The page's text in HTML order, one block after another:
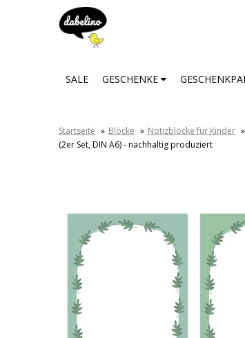
SALE GESCHENKE
Startseite » Blöcke » Notizblöcke für Kinder »
(2er Set, DIN A6) - nachhaltig produziert